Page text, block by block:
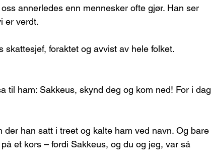
annerledes enn mennesker ofte gjør. Han ser
er verdt.
foraktet og avvist av hele folket.
til ham: Sakkeus, skynd deg og kom ned! For i dag
der han satt i treet og kalte ham ved navn. Og bare
et kors – fordi Sakkeus, og du og jeg, var så